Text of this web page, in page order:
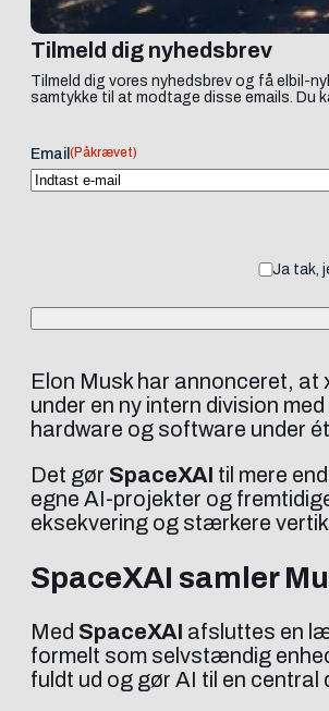
Tilmeld dig nyhedsbrev
Tilmeld dig vores nyhedsbrev og få elbil-
samtykke til at modtage disse emails. Du
Email (Påkrævet)
Ja tak,
Elon Musk har annonceret,
under en ny intern division
hardware og software under
Det gør SpaceXAI til mere
egne AI-projekter og
eksekvering og stærkere
SpaceXAI samler
Med SpaceXAI afsluttes en
formelt som selvstændig
fuldt ud og gør AI til en